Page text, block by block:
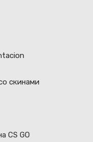
скинами
CS GO